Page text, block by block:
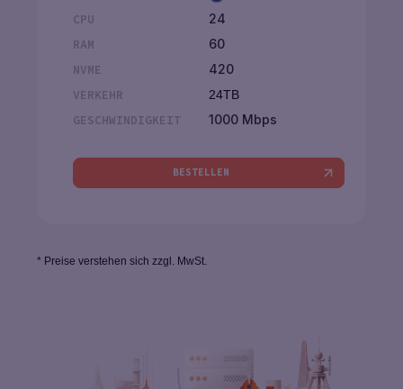
CPU
24
RAM
60
NVME
420
VERKEHR
24TB
GESCHWINDIGKEIT 1000 Mbps
BESTELLEN
* Preise verstehen sich zzgl. MwSt.